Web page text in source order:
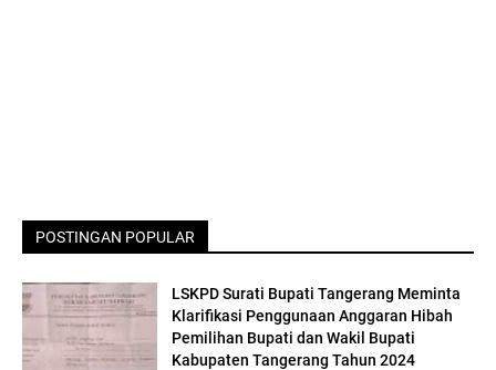
POSTINGAN POPULAR
LSKPD Surati Bupati Tangerang Meminta
Klarifikasi Penggunaan Anggaran Hibah
Pemilihan Bupati dan Wakil Bupati
Kabupaten Tangerang Tahun 2024